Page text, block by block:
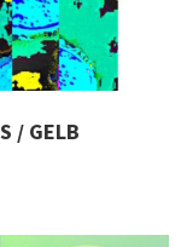
/ GELB